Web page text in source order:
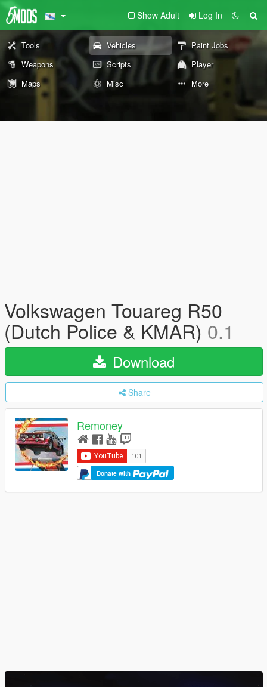
Show Adult Log In
Tools Vehicles
Paint Jobs
Weapons
Scripts
Player
Maps
Misc More
Volkswagen Touareg R50
(Dutch Police & KMAR) 0.1
Download
Share
Remoney
Donate with